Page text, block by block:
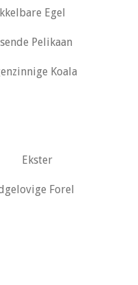
Egel
Pelikaan
Koala
Forel